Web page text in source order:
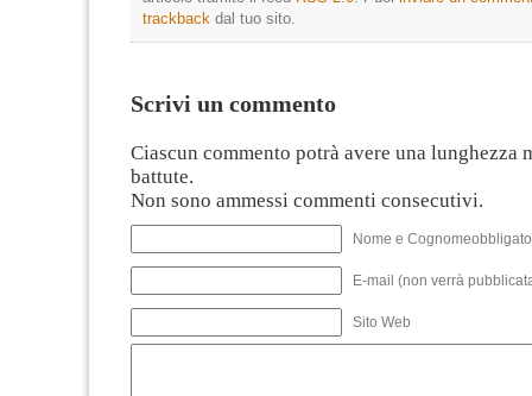
trackback dal tuo sito.
Scrivi un commento
Ciascun commento potrà avere una lunghezza
battute.
Non sono ammessi commenti consecutivi.
Nome e
E-mail (non verrà
Sito Web